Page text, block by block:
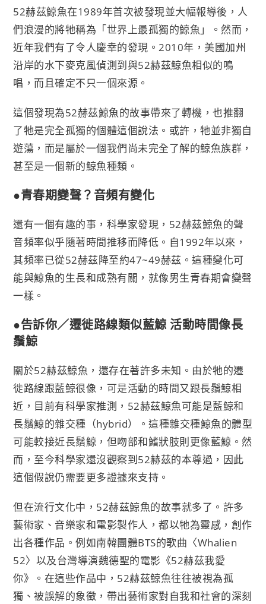
52赫茲鯨魚在1989年首次被發現並大幅報導後，人
們浪漫的將牠稱為「世界上最孤獨的鯨魚」。然而，
近年我們有了令人慶幸的發現。2010年，美國加州
沿岸的水下麥克風偵測到與52赫茲鯨魚相似的鳴
唱，而且確定不只一個來源。
這個發現為52赫茲鯨魚的故事帶來了轉機，也推翻
了牠是完全孤獨的個體這個說法。或許，牠並非獨自
遊蕩，而是屬於一個我們尚未完全了解的鯨魚族群，
甚至是一個新的鯨魚種類。
●青春期變聲？音頻有變化
還有一個有趣的事，科學家發現，52赫茲鯨魚的聲
音頻率似乎隨著時間推移而降低。自1992年以來，
其頻率已從52赫茲降至約47~49赫茲。這種變化可
能與鯨魚的生長和成熟有關，就像男生青春期會變聲
一樣。
●告訴你／遷徙路線類似藍鯨 活動時間像長
鬚鯨
關於52赫茲鯨魚，還存在著許多未知。由於牠的遷
徙路線跟藍鯨很像，可是活動的時間又跟長鬚鯨相
近，目前有科學家推測，52赫茲鯨魚可能是藍鯨和
長鬚鯨的雜交種（hybrid）。這種雜交種鯨魚的體型
可能較接近長鬚鯨，但吻部和鰭狀肢則更像藍鯨。然
而，至今科學家還沒觀察到52赫茲的本尊過，因此
這個假說仍需要更多證據來支持。
但在流行文化中，52赫茲鯨魚的故事就多了。許多
藝術家、音樂家和電影製作人，都以牠為靈感，創作
出各種作品。例如南韓團體BTS的歌曲〈Whalien
52〉以及台灣導演魏德聖的電影《52赫茲我愛
你》。在這些作品中，52赫茲鯨魚往往被視為孤
獨、被誤解的象徵，帶出藝術家對自我和社會的深刻